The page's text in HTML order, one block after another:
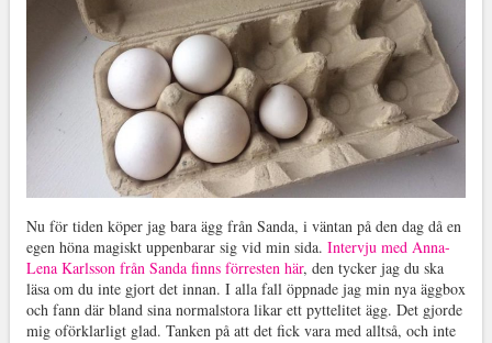
Nu för tiden köper jag bara ägg från Sanda, i väntan på den dag då en
egen höna magiskt uppenbarar sig vid min sida. Intervju med Anna-
Lena Karlsson från Sanda finns förresten här, den tycker jag du ska
läsa om du inte gjort det innan. I alla fall öppnade jag min nya äggbox
och fann där bland sina normalstora likar ett pyttelitet ägg. Det gjorde
mig oförklarligt glad. Tanken på att det fick vara med alltså, och inte